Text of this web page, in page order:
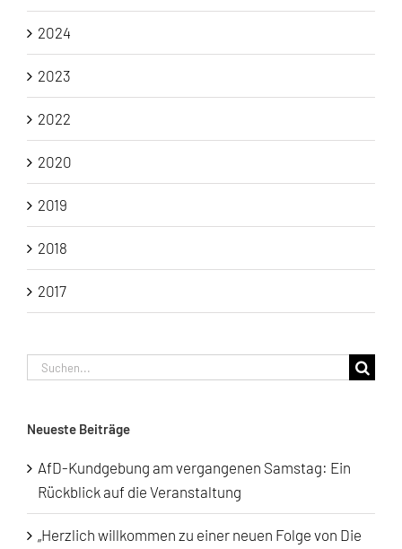
2024
2023
2022
2020
2019
2018
2017
Suche
Neueste Beiträge
AfD-Kundgebung am vergangenen Samstag: Ein
Rückblick auf die Veranstaltung
„Herzlich willkommen zu einer neuen Folge von Die